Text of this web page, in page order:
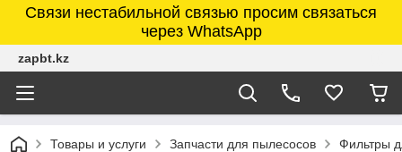
Связи нестабильной связью просим связаться
через WhatsApp
zapbt.kz
Товары и услуги Запчасти для пылесосов Фильтры